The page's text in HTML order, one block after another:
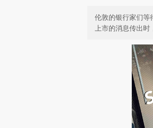
伦敦的银行家们等
上市的消息传出